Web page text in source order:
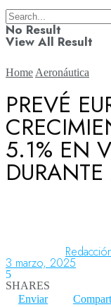
No Result
View All Result
Aerolíneas
Aeronáutica
Home Aeronáutica
PREVÉ
5.1% EN
3 marzo, 2025
5
SHARES
Enviar